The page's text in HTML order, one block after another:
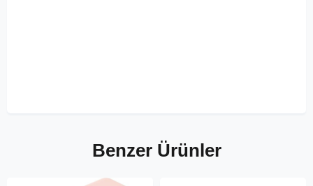
Benzer Ürünler